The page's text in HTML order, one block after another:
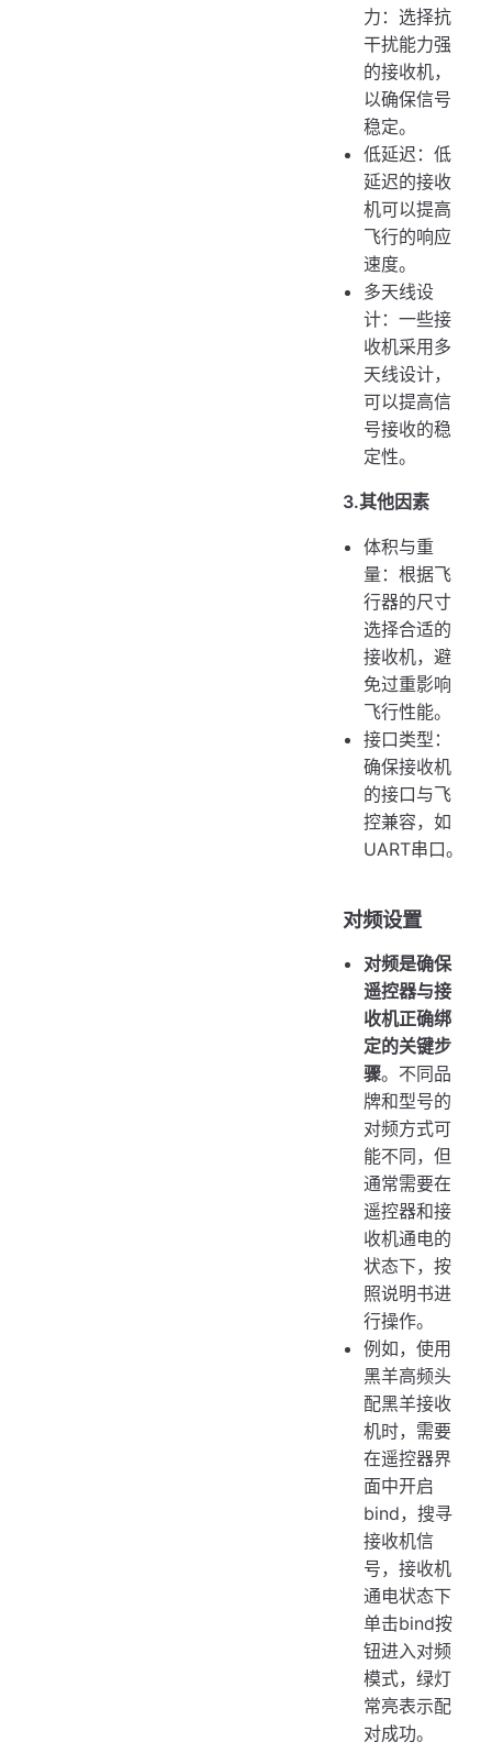
力：选择抗
干扰能力强
的接收机，
以确保信号
稳定。
低延迟：低
延迟的接收
机可以提高
飞行的响应
速度。
多天线设
计：一些接
收机采用多
天线设计，
可以提高信
号接收的稳
定性。
3.其他因素
体积与重
量：根据飞
行器的尺寸
选择合适的
接收机，避
免过重影响
飞行性能。
接口类型：
确保接收机
的接口与飞
控兼容，如
UART串口。
对频设置
对频是确保
遥控器与接
收机正确绑
定的关键步
骤。不同品
牌和型号的
对频方式可
能不同，但
通常需要在
遥控器和接
收机通电的
状态下，按
照说明书进
行操作。
例如，使用
黑羊高频头
配黑羊接收
机时，需要
在遥控器界
面中开启
bind，搜寻
接收机信
号，接收机
通电状态下
单击bind按
钮进入对频
模式，绿灯
常亮表示配
对成功。